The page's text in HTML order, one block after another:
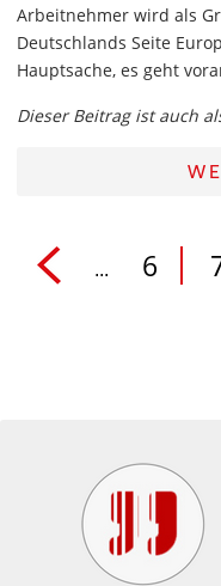
Arbeitnehmer wird als
Deutschlands Seite
Hauptsache, es geht
Dieser Beitrag ist auch
... 6